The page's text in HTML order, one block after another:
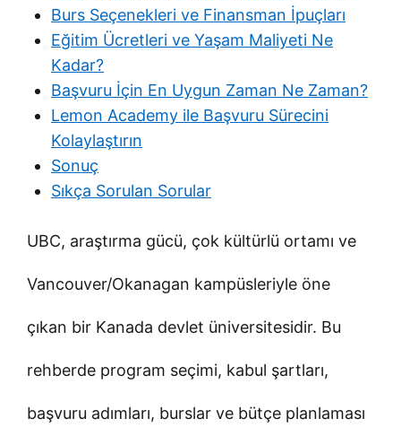
Burs Seçenekleri ve Finansman İpuçları
Eğitim Ücretleri ve Yaşam Maliyeti Ne
Kadar?
Başvuru İçin En Uygun Zaman Ne Zaman?
Lemon Academy ile Başvuru Sürecini
Kolaylaştırın
Sonuç
Sıkça Sorulan Sorular
UBC, araştırma gücü, çok kültürlü ortamı ve
Vancouver/Okanagan kampüsleriyle öne
çıkan bir Kanada devlet üniversitesidir. Bu
rehberde program seçimi, kabul şartları,
başvuru adımları, burslar ve bütçe planlaması